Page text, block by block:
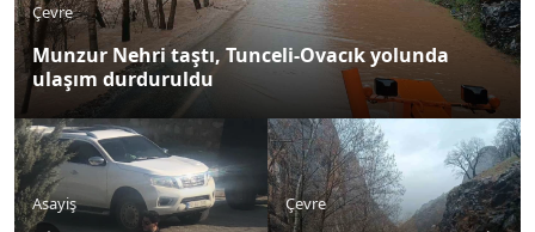
Çevre
Munzur Nehri taştı, Tunceli-Ovacık yolunda
ulaşım durduruldu
Asayiş Çevre